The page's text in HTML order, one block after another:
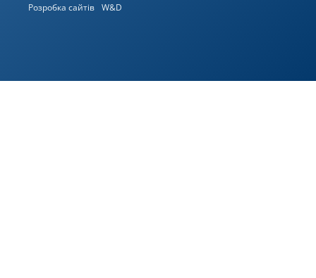
Розробка сайтів W&D